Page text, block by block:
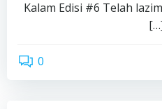
Kalam Edisi #6 Telah
0